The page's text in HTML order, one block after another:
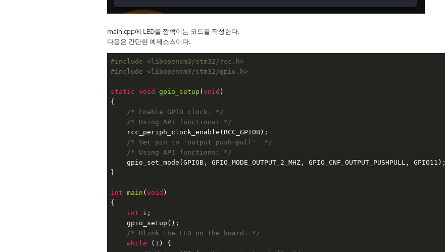
main.cpp에 LED를 깜빡이는 코드를 작성한다.
다음은 간단한 예제소스이다.
#include
<libopencm3/stm32/rcc.h>
#include <libopencm3/stm32/gpio.h>
static void gpio_setup (void )
{
/* Enable GPIO clock. */
/* Using API functions: */
    rcc_periph_clock_enable(RCC_GPIOB);
/* Set pin to 'output push-pull'. */
/* Using API functions: */
    gpio_set_mode(GPIOB, GPIO_MODE_OUTPUT_2_MHZ, GPIO_CNF_OUTPUT_PUSHPULL, GPIO11);
}
int main (void )
{
int i;
    gpio_setup();
/* Blink the LED on the board. */
while ( 1 ) {